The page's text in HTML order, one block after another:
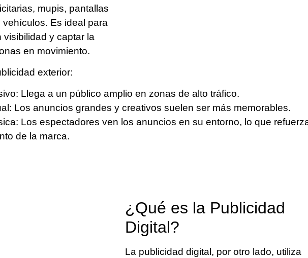
mupis, pantallas
Es ideal para
visibilidad y captar la
en movimiento.
exterior:
: Llega a un público amplio en zonas de alto tráfico.
: Los anuncios grandes y creativos suelen ser más memorables.
: Los espectadores ven los anuncios en su entorno, lo que
de la marca.
¿Qué es la Publicidad
Digital?
La publicidad digital, por otro lado, utiliza